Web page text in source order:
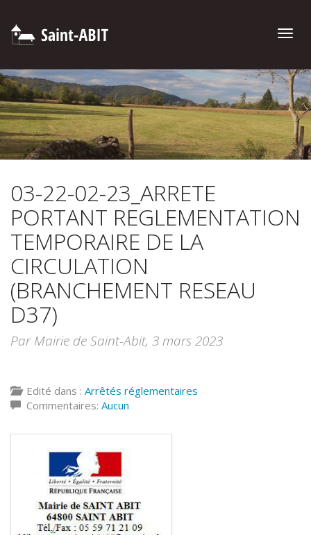
Toggle
03-22-02-23_ARRETE
PORTANT REGLEMENTATION
TEMPORAIRE DE LA
CIRCULATION
(BRANCHEMENT RESEAU
D37)
Par Mairie de Saint-Abit, 3 mars 2023
Edité dans : Arrêtés réglementaires
Commentaires: Aucun